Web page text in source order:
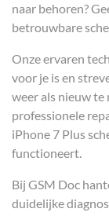
naar behoren?
betrouwbare
Onze ervaren
voor je is en
weer als nieuw te
professionele
iPhone 7 Plus
functioneert.
Bij GSM Doc
duidelijke